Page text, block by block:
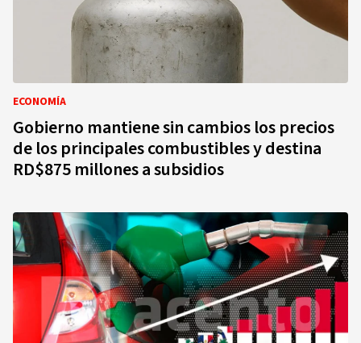
ECONOMÍA
Gobierno mantiene sin cambios los precios
de los principales combustibles y destina
RD$875 millones a subsidios